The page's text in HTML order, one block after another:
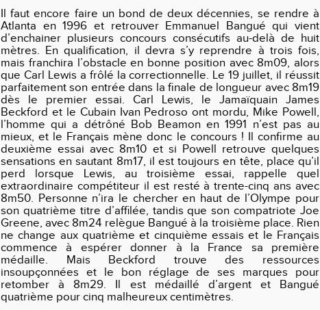
Il faut encore faire un bond de deux décennies, se rendre à
Atlanta en 1996 et retrouver Emmanuel Bangué qui vient
d’enchainer plusieurs concours consécutifs au-delà de huit
mètres. En qualification, il devra s’y reprendre à trois fois,
mais franchira l’obstacle en bonne position avec 8m09, alors
que Carl Lewis a frôlé la correctionnelle. Le 19 juillet, il réussit
parfaitement son entrée dans la finale de longueur avec 8m19
dès le premier essai. Carl Lewis, le Jamaïquain James
Beckford et le Cubain Ivan Pedroso ont mordu, Mike Powell,
l’homme qui a détrôné Bob Beamon en 1991 n’est pas au
mieux, et le Français mène donc le concours ! Il confirme au
deuxième essai avec 8m10 et si Powell retrouve quelques
sensations en sautant 8m17, il est toujours en tête, place qu’il
perd lorsque Lewis, au troisième essai, rappelle quel
extraordinaire compétiteur il est resté à trente-cinq ans avec
8m50. Personne n’ira le chercher en haut de l’Olympe pour
son quatrième titre d’affilée, tandis que son compatriote Joe
Greene, avec 8m24 relègue Bangué à la troisième place. Rien
ne change aux quatrième et cinquième essais et le Français
commence à espérer donner à la France sa première
médaille. Mais Beckford trouve des ressources
insoupçonnées et le bon réglage de ses marques pour
retomber à 8m29. Il est médaillé d’argent et Bangué
quatrième pour cinq malheureux centimètres.